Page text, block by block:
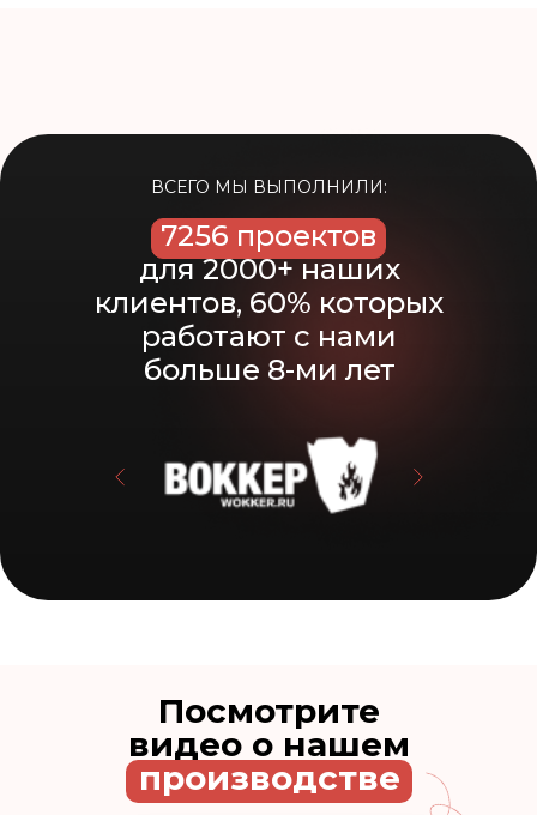
ВСЕГО МЫ ВЫПОЛНИЛИ:
7256 проектов
5338 проектовч
для 2000+ наших
клиентов, 60% которых
работают с нами
больше 8-ми лет
Посмотрите
видео о нашем
производстве